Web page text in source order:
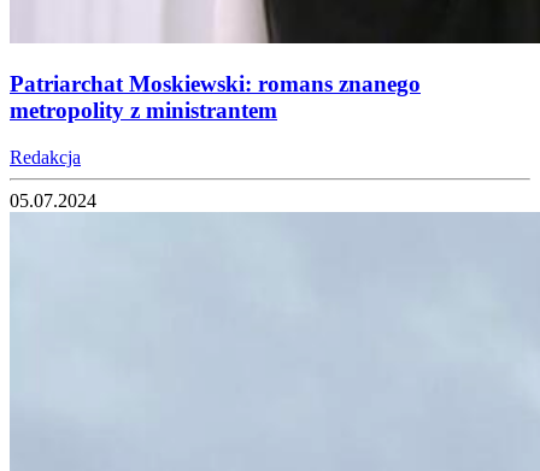
Patriarchat Moskiewski: romans znanego
metropolity z ministrantem
Redakcja
05.07.2024